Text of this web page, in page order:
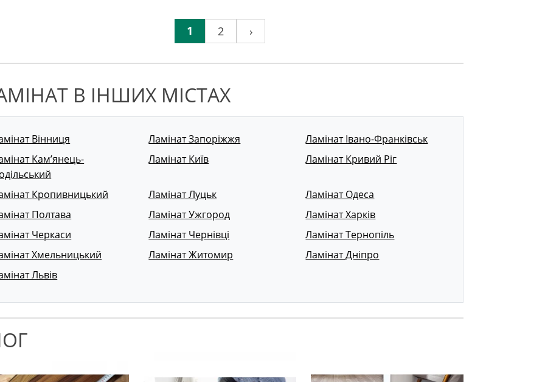
1 2 ›
В ІНШИХ МІСТАХ
Вінниця Ламінат Запоріжжя
Ламінат Івано-Франківськ
Кам’янець-
Ламінат Київ Ламінат Кривий Ріг
Кропивницький Ламінат Луцьк
Ламінат Одеса
Полтава
Ламінат Ужгород
Ламінат Харків
Черкаси
Ламінат Чернівці
Ламінат Тернопіль
Хмельницький
Ламінат Житомир
Ламінат Дніпро
Львів